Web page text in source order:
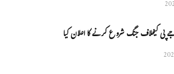
پی کیخلاف جنگ شروع کرنے کا اعلان کیا